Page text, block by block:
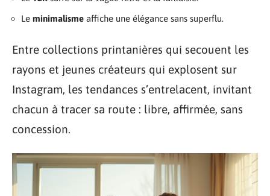
Le minimalisme affiche une élégance sans superflu.
Entre collections printanières qui secouent les
rayons et jeunes créateurs qui explosent sur
Instagram, les tendances s’entrelacent, invitant
chacun à tracer sa route : libre, affirmée, sans
concession.